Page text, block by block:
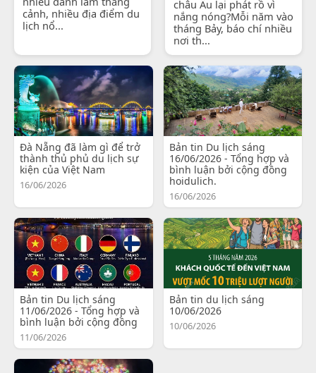
cảnh, nhiều địa điểm du
lịch nổ...
châu Âu lại phát rồ vì
nắng nóng?Mỗi năm vào
tháng Bảy, báo chí nhiều
nơi th...
Đà Nẵng đã làm gì để trở
thành thủ phủ du lịch sự
kiện của Việt Nam
16/06/2026
Bản tin Du lịch sáng
16/06/2026 - Tổng hợp và
bình luận bởi cộng đồng
hoidulich.
16/06/2026
Bản tin Du lịch sáng
11/06/2026 - Tổng hợp và
bình luận bởi cộng đồng
11/06/2026
Bản tin du lịch sáng
10/06/2026
10/06/2026